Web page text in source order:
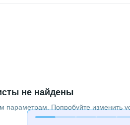
не найдены
параметрам. Попробуйте изменить